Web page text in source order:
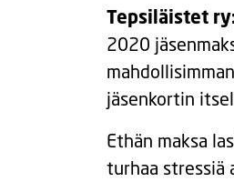
Tepsiläistet
2020
jäsenkortin
Ethän maksa
turhaa stressiä